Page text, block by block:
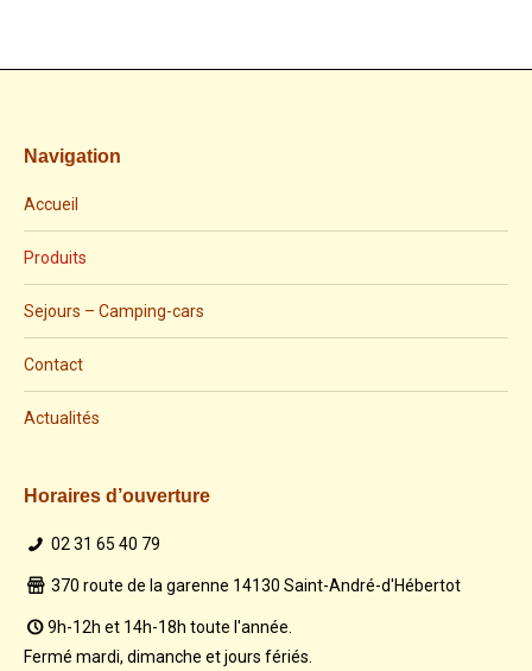
Navigation
Accueil
Produits
Sejours – Camping-cars
Contact
Actualités
Horaires d’ouverture
02 31 65 40 79
370 route de la garenne 14130 Saint-André-d'Hébertot
9h-12h et 14h-18h toute l'année.
Fermé mardi, dimanche et jours fériés.